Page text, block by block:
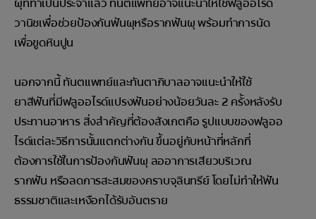
ผุที่ทำเป็นประจำแล้ว ทันตแพทย์อาจแนะนำให้ใช้ฟลูออไรด์
วานิชเพื่อช่วยป้องกันฟันผุหรือรากฟันผุ พร้อมทำการนัด
เพื่อขูดหินปูน
นอกจากนี้ ทันตแพทย์และทันตาภิบาลอาจแนะนำให้ใช้
ยาสีฟันที่มีฟลูออไรด์แปรงฟันอย่างน้อยวันละ 2 ครั้งหลังรับ
ประทานอาหาร สิ่งสำคัญที่ต้องสังเกตคือ รูปแบบของฟลูออ
ไรด์แต่ละวิธีการนั้นแตกต่างกัน ขึ้นอยู่กับหน้าที่หลักที่
ต้องการใช้ในการป้องกันฟันผุ ลออาการเสียวบริเวณ
รากฟัน หรือลดการสะสมของคราบจุลินทรีย์ โดยไม่ทำให้ฟัน
ธรรมชาติและเหงือกได้รับอันตราย